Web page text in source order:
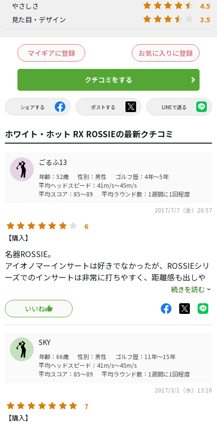
やさしさ 4.5
見た目・デザイン 3.5
マイギアに登録 お気に入りに登録
クチコミをする
シェアする ポストする LINEで送る
ホワイト・ホット RX ROSSIEの最新クチコミ
ごるふ13
年齢：52歳 性別：男性
ゴルフ歴：4年～5年
平均ヘッドスピード：41m/s～45m/s
平均スコア：85～89
平均ラウンド数：1週間に1回程度
2017/7/7（金）20:57
6
【購入】
名器ROSSIE。
アイオノマーインサートは好きでなかったが、ROSSIEシリ
ーズでのインサートは非常に打ちやすく、距離感も出しや
このRX ROSSIEの良い点はグリップにSS2.0を使っている点
だ。
カップを点で狙えるROSSIEだけど、手のロールを抑えるの
に効果が出ていて、さらなる安定に貢献している。
いいパターだと思います。
続きを読む
いいね
SKY
年齢：66歳 性別：男性
ゴルフ歴：11年～15年
平均ヘッドスピード：41m/s～45m/s
平均スコア：85～89
平均ラウンド数：1週間に1回程度
2017/3/1（水）13:16
7
【購入】